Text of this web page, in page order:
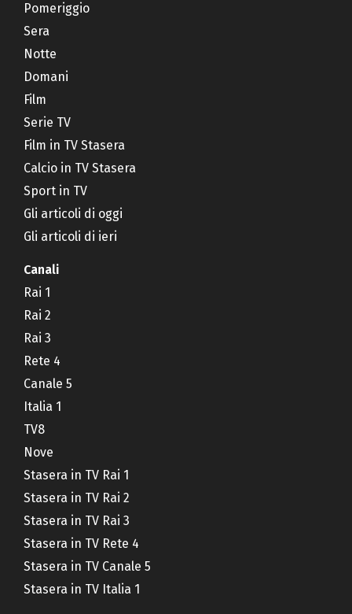
Pomeriggio
Sera
Notte
Domani
Film
Serie TV
Film in TV Stasera
Calcio in TV Stasera
Sport in TV
Gli articoli di oggi
Gli articoli di ieri
Canali
Rai 1
Rai 2
Rai 3
Rete 4
Canale 5
Italia 1
TV8
Nove
Stasera in TV Rai 1
Stasera in TV Rai 2
Stasera in TV Rai 3
Stasera in TV Rete 4
Stasera in TV Canale 5
Stasera in TV Italia 1